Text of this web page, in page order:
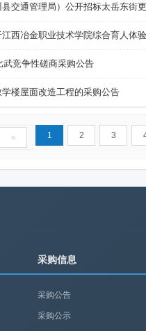
交通管理局）公开招标太岳东街
武竞争性磋商采购公告
楼屋面改造工程的采购公告
« 1 2 3
采购信息
采购公告
采购公示